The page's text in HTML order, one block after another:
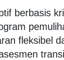
berbasis
fleksibel